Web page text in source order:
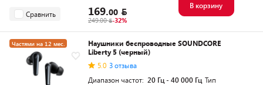
Сравнить 169.00
249.00 -32%
В корзину
Частями на 12 мес.
Наушники беспроводные SOUNDCORE
Liberty 5 (черный)
5.0 3 отзыва
Диапазон частот: 20 Гц - 40 000 Гц Тип